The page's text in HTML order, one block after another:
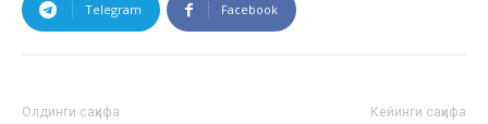
Telegram Facebook
Олдинги саҳифа Кейинги саҳифа